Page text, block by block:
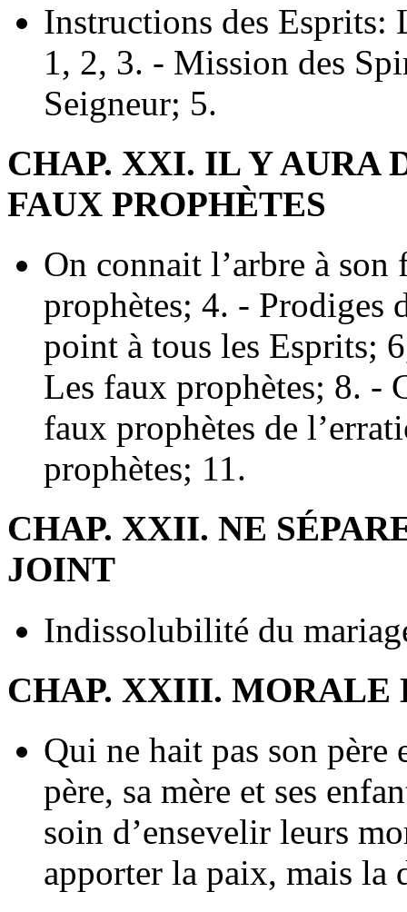
Instructions des Esprits:
1, 2, 3. - Mission des
Seigneur; 5.
CHAP. XXI. IL Y AURA
FAUX PROPHÈTES
On connait l’arbre à
prophètes; 4. - Prodiges
point à tous les Esprits;
Les faux prophètes; 8. -
faux prophètes de
prophètes; 11.
CHAP. XXII. NE
JOINT
Indissolubilité du
CHAP. XXIII. MORALE
Qui ne hait pas son père
père, sa mère et ses
soin d’ensevelir leurs
apporter la paix, mais la